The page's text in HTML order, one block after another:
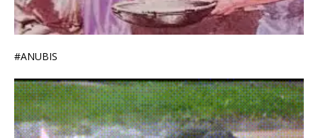
#ANUBIS